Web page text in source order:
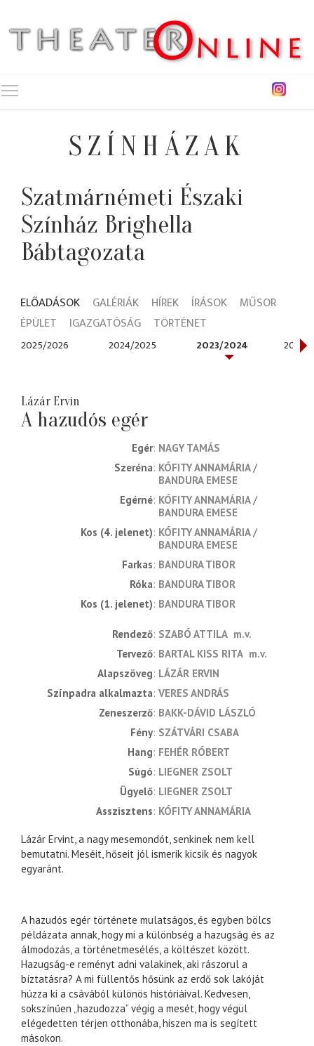
SZÍNHÁZAK
Szatmárnémeti Északi
Színház Brighella
Bábtagozata
ELŐADÁSOK GALÉRIÁK HÍREK ÍRÁSOK
MŰSOR
ÉPÜLET
IGAZGATÓSÁG TÖRTÉNET
2025/2026 2024/2025 2023/2024 2022/
Lázár Ervin
A hazudós egér
Egér NAGY TAMÁS
Szeréna KÓFITY ANNAMÁRIA
BANDURA EMESE
Egérné KÓFITY ANNAMÁRIA
BANDURA EMESE
Kos (4. jelenet) KÓFITY ANNAMÁRIA
BANDURA EMESE
Farkas BANDURA TIBOR
Róka BANDURA TIBOR
Kos (1. jelenet) BANDURA TIBOR
rendező SZABÓ ATTILA m.v.
tervező BARTAL KISS RITA m.v.
alapszöveg LÁZÁR ERVIN
színpadra alkalmazta VERES ANDRÁS
zeneszerző BAKK-DÁVID LÁSZLÓ
fény SZÁTVÁRI CSABA
hang FEHÉR RÓBERT
súgó LIEGNER ZSOLT
ügyelő LIEGNER ZSOLT
asszisztens KÓFITY ANNAMÁRIA
Lázár Ervint, a nagy mesemondót, senkinek nem kell
bemutatni. Meséit, hőseit jól ismerik kicsik és nagyok
egyaránt.
A hazudós egér története mulatságos, és egyben bölcs
példázata annak, hogy mi a különbség a hazugság és az
álmodozás, a történetmesélés, a költészet között.
Hazugság-e reményt adni valakinek, aki rászorul a
bíztatásra? A mi füllentős hősünk az erdő sok lakóját
húzza ki a csávából különös históriáival. Kedvesen,
sokszínűen „hazudozza” végig a mesét, hogy végül
elégedetten térjen otthonába, hiszen ma is segített
másokon.